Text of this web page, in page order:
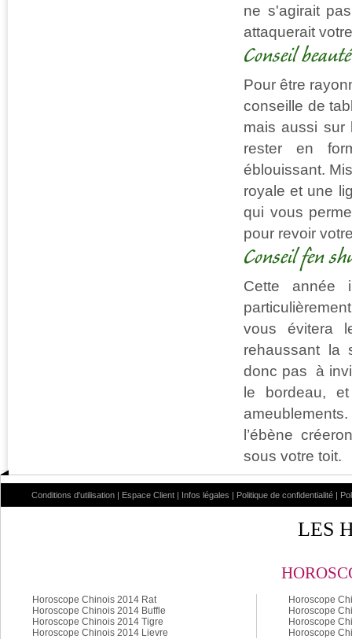
ne s'agirait
attaquerait
Conseil beauté
Pour être
conseille de
mais aussi sur
rester en
éblouissant.
royale et une
qui vous
pour revoir
Conseil fen
Cette année
vous évitera
rehaussant la
donc pas à
le bordeau,
l’ébène
sous votre toit.
Conditions d'utilisation | Espace Client | Infos légales | Politique de confidentialité |
LES
Horoscope Chinois 2014 Rat
Horoscope Chinois 2014 Buffle
Horoscope Chinois 2014 Tigre
Horoscope Chinois 2014 Lievre
Horoscope
Horoscope
Horoscope
Horoscope